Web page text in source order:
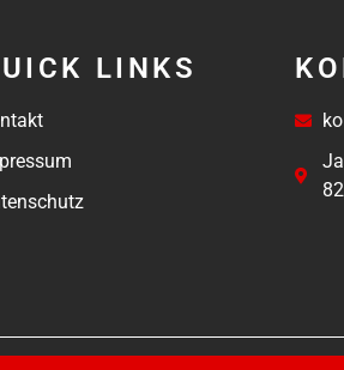
LINKS
e.V.